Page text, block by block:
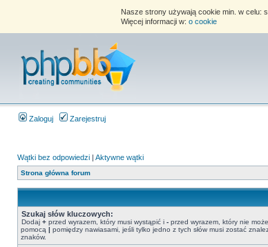
Nasze strony używają cookie min. w celu:
Więcej informacji w: o cookie
Zaloguj Zarejestruj
Wątki bez odpowiedzi | Aktywne wątki
Strona główna forum
Szukaj słów kluczowych:
Dodaj + przed wyrazem, który musi wystąpić i - przed wyrazem, który nie
pomocą | pomiędzy nawiasami, jeśli tylko jedno z tych słów musi zostać
znaków.